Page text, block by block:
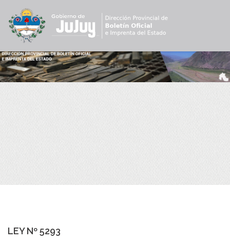
LEY Nº 5293